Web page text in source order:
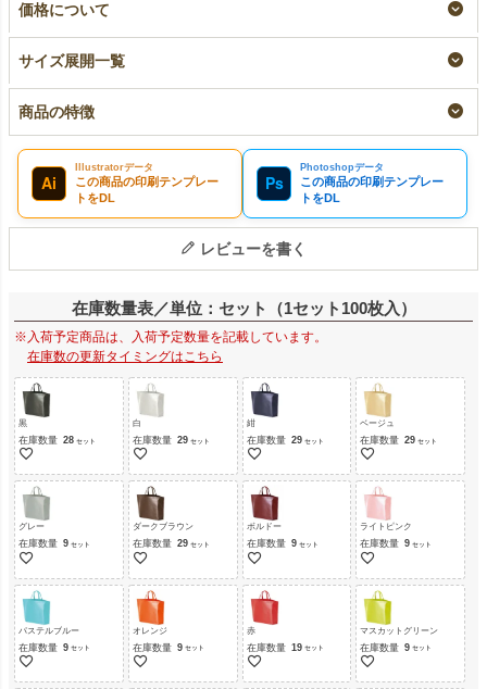
価格について
サイズ展開一覧
商品の特徴
Ai
Illustratorデータ
この商品の印刷テンプレー
トをDL
Ps
Photoshopデータ
この商品の印刷テンプレー
トをDL
レビューを書く
在庫数量表／単位：セット（1セット100枚入）
※入荷予定商品は、入荷予定数量を記載しています。
在庫数の更新タイミングはこちら
黒
在庫数量 28
白
在庫数量 29
紺
在庫数量 29
ベージュ
在庫数量 29
グレー
在庫数量 9
ダークブラウン
在庫数量 29
ボルドー
在庫数量 9
ライトピンク
在庫数量 9
パステルブルー
在庫数量 9
オレンジ
在庫数量 9
赤
在庫数量 19
マスカットグリーン
在庫数量 9